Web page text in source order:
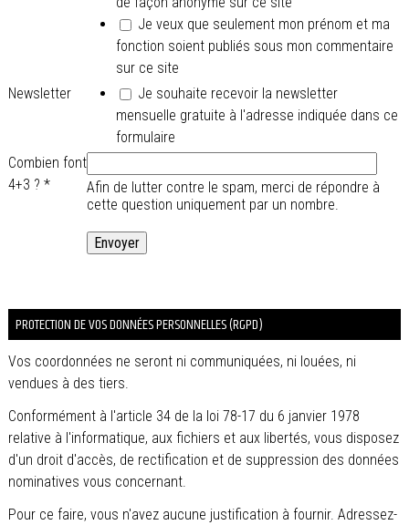
Je veux que seulement mon prénom et ma
fonction soient publiés sous mon commentaire
sur ce site
Newsletter
Je souhaite recevoir la newsletter
mensuelle gratuite à l'adresse indiquée dans ce
formulaire
Combien font
4+3 ? *
Afin de lutter contre le spam, merci de répondre à
cette question uniquement par un nombre.
PROTECTION DE VOS DONNÉES PERSONNELLES (RGPD)
Vos coordonnées ne seront ni communiquées, ni louées, ni
vendues à des tiers.
Conformément à l'article 34 de la loi 78-17 du 6 janvier 1978
relative à l'informatique, aux fichiers et aux libertés, vous disposez
d'un droit d'accès, de rectification et de suppression des données
nominatives vous concernant.
Pour ce faire, vous n'avez aucune justification à fournir. Adressez-